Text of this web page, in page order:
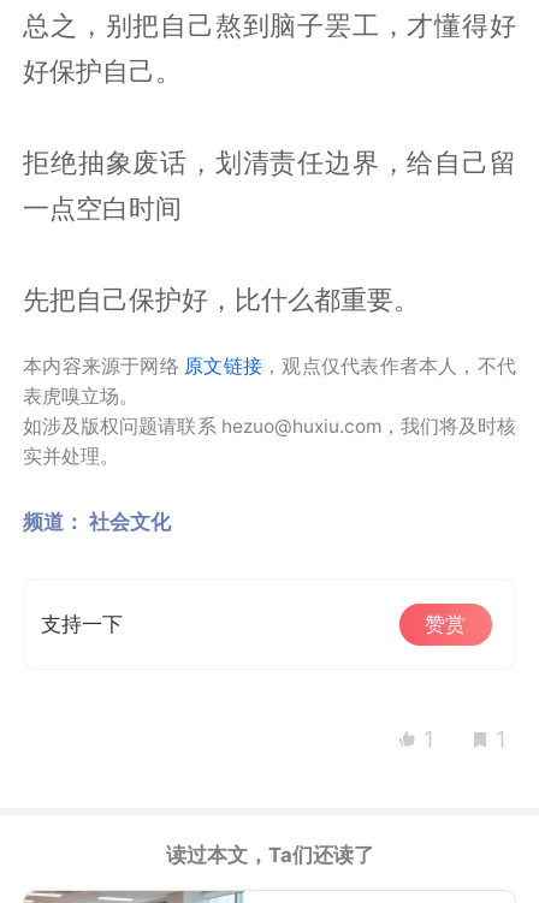
总之，别把自己熬到脑子罢工，才懂得好
好保护自己。
拒绝抽象废话，划清责任边界，给自己留
一点空白时间
先把自己保护好，比什么都重要。
本内容来源于网络 原文链接 ，观点仅代表作者本人，不代
表虎嗅立场。
如涉及版权问题请联系 hezuo@huxiu.com，我们将及时核
实并处理。
频道： 社会文化
支持一下 赞赏
1 1
读过本文，Ta们还读了